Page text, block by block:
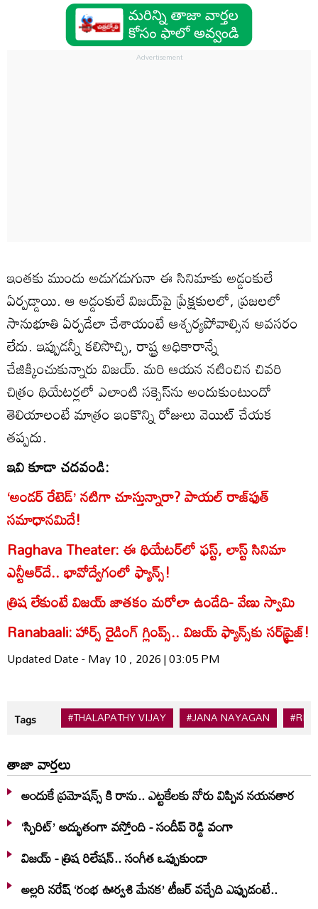
ఇంతకు ముందు అడుగడుగునా ఈ సినిమాకు అడ్డంకులే
ఏర్పడ్డాయి. ఆ అడ్డంకులే విజయ్‌పై ప్రేక్షకులలో, ప్రజలలో
సానుభూతి ఏర్పడేలా చేశాయంటే ఆశ్చర్యపోవాల్సిన అవసరం
లేదు. ఇప్పుడన్నీ కలిసొచ్చి, రాష్ట్ర అధికారాన్నే
చేజిక్కించుకున్నారు విజయ్‌. మరి ఆయన నటించిన చివరి
చిత్రం థియేటర్లలో ఎలాంటి సక్సెస్‌ను అందుకుంటుందో
తెలియాలంటే మాత్రం ఇంకొన్ని రోజులు వెయిట్ చేయక
తప్పదు.
ఇవి కూడా చదవండి:
‘అండర్‌ రేటెడ్‌’ నటిగా చూస్తున్నారా? పాయల్ రాజ్‌ఫుత్‌
సమాధానమిదే!
Raghava Theater: ఈ థియేటర్‌లో ఫస్ట్, లాస్ట్ సినిమా
ఎన్టీఆర్‌దే.. భావోద్వేగంలో ఫ్యాన్స్!
త్రిష లేకుంటే విజయ్ జాతకం మరోలా ఉండేది- వేణు స్వామి
Ranabaali: హార్స్ రైడింగ్ గ్లింప్స్.. విజయ్ ఫ్యాన్స్‌కు సర్‌ప్రైజ్!
Updated Date - May 10 , 2026 | 03:05 PM
Tags #THALAPATHY VIJAY #JANA NAYAGAN
తాజా వార్తలు
అందుకే ప్రమోషన్స్ కి రాను.. ఎట్టకేలకు నోరు విప్పిన నయనతార
‘స్పిరిట్’ అద్భుతంగా వస్తోంది - సందీప్ రెడ్డి వంగా
విజయ్ - త్రిష రిలేషన్.. సంగీత ఒప్పుకుందా
అల్లరి నరేష్ ‘రంభ ఊర్వశి మేనక’ టీజర్ వచ్చేది ఎప్పుడంటే..